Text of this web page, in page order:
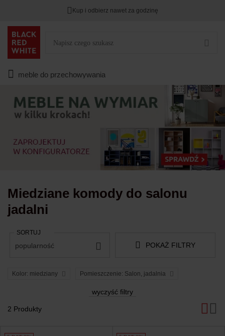
DODATKOWE -3%PRZY ZAKUPIE 2
Kup i odbierz nawet za godzinę
meble do przechowywania
Miedziane komody do salonu
jadalni
2 Produkty
POKAŻ FILTRY
Kolor: miedziany Pomieszczenie: Salon, jadalnia
wyczyść filtry
SORTUJ
popularność
Produkty